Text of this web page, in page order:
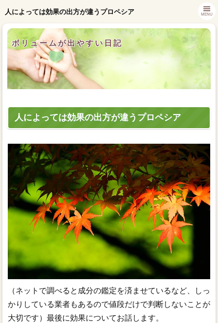
人によっては効果の出方が違うプロペシア
ボリュームが出やすい日記
MENU
人によっては効果の出方が違うプロペシア
（ネットで調べると成分の鑑定を済ませているなど、しっ
かりしている業者もあるので値段だけで判断しないことが
大切です）最後に効果についてお話します。